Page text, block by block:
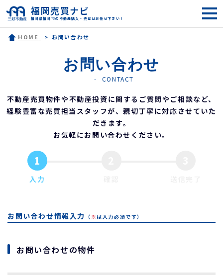
福岡県福岡市の不動産購入・売却はお任せ下さい！
福岡売買ナビ
HOME お問い合わせ
お問い合わせ
CONTACT
不動産売買物件や不動産投資に関するご質問やご相談など、
経験豊富な売買担当スタッフが、親切丁寧に対応させていた
だきます。
お気軽にお問い合わせください。
1
入力
お問い合わせ情報入力 （ ※ は入力必須です）
お問い合わせの物件